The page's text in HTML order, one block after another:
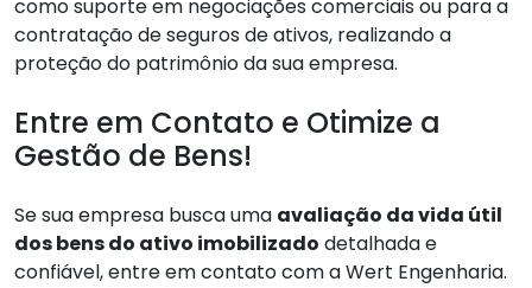
como suporte em negociações comerciais ou para a
contratação de seguros de ativos, realizando a
proteção do patrimônio da sua empresa.
Entre em Contato e Otimize a
Gestão de Bens!
Se sua empresa busca uma avaliação da vida útil
dos bens do ativo imobilizado detalhada e
confiável, entre em contato com a Wert Engenharia.